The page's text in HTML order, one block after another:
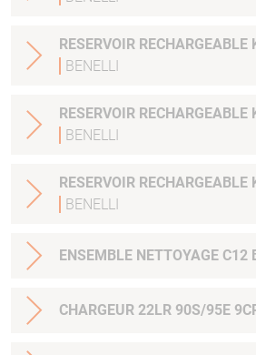
RESERVOIR
BENELLI
BENELLI
BENELLI
ENSEMBLE NETTOYAGE C12
CHARGEUR 22LR 90S/95E